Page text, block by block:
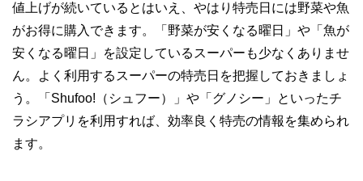
執筆者・監修者による執筆体制を築くことで、内容のわかり
やすさはもちろんのこと、読み応えのあるコンテンツと確か
な情報発信を実現しています。
コンシェルジュを目指します。
値上げが続いているとはいえ、やはり特売日には野菜や魚
がお得に購入できます。「野菜が安くなる曜日」や「魚が
安くなる曜日」を設定しているスーパーも少なくありませ
ん。よく利用するスーパーの特売日を把握しておきましょ
う。「Shufoo!（シュフー）」や「グノシー」といったチ
ラシアプリを利用すれば、効率良く特売の情報を集められ
ます。